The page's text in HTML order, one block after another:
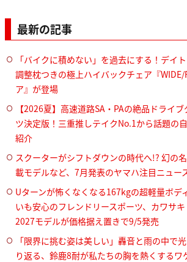
最新の記事
「バイクに積めない」を過去にする！デイ
調整枕つきの極上ハイバックチェア『WIDE/
ア』が登場
【2026夏】高速道路SA・PAの絶品ドライ
ツ決定版！三重推しテイクNo.1から話題の
紹介
スクーターがシフトダウンの時代へ!? 幻の
載モデルなど、7月発表のヤマハ注目ニュー
Uターンが怖くなくなる167kgの超軽量ボデ
いも安心のフレンドリースポーツ、カワサキ
2027モデルが価格据え置きで9/5発売
「限界に挑む姿は美しい」轟音と雨の中で
り返る、鈴鹿8耐が私たちの胸を熱くするワ